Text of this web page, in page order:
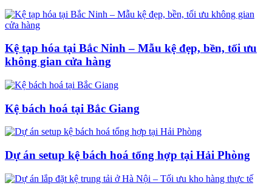
Kệ tạp hóa tại Bắc Ninh – Mẫu kệ đẹp, bền, tối ưu
không gian cửa hàng
Kệ bách hoá tại Bắc Giang
Dự án setup kệ bách hoá tổng hợp tại Hải Phòng